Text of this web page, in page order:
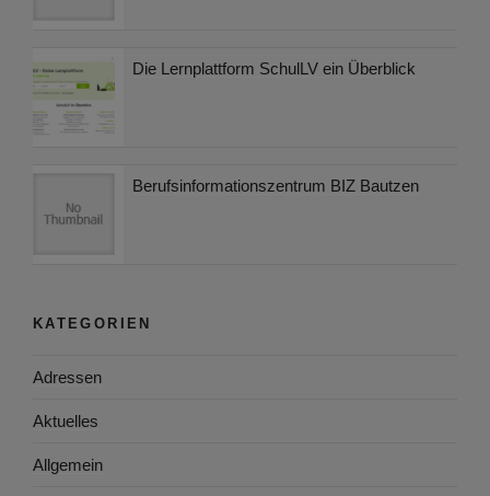
Die Lernplattform SchulLV ein Überblick
Berufsinformationszentrum BIZ Bautzen
KATEGORIEN
Adressen
Aktuelles
Allgemein